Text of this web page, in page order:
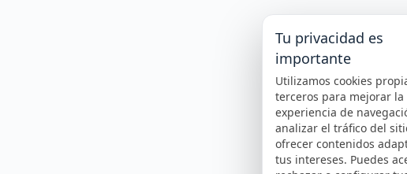
Tu privacidad es
importante
Utilizamos cookies
terceros para mejorar la
experiencia de
analizar el tráfico del
ofrecer contenidos
tus intereses. Puedes